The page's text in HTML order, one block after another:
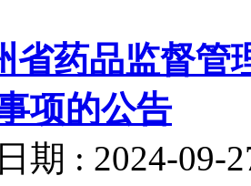
省药品监督管
项的公告
期 : 2024-09-